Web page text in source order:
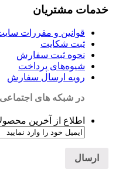
خدمات مشتریان
قوانین و مقررات
ثبت شکایت
نحوه ثبت سفارش
شیوه‌های پرداخت
رویه ارسال سفارش
در شبکه های اجتماعی،
اطلاع از آخرین